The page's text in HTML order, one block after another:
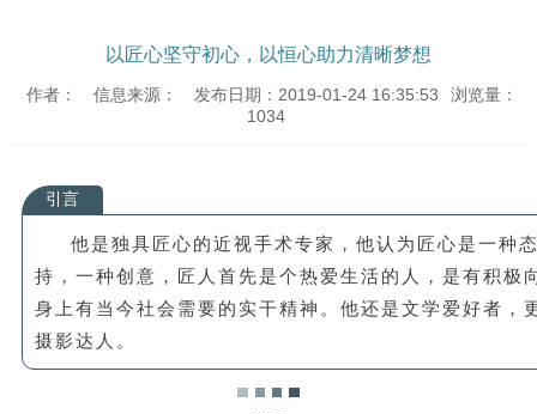
以匠心坚守初心，以恒心助力清晰梦想
作者： 信息来源： 发布日期：2019-01-24 16:35:53
浏览量：
1034
引言
他是独具匠心的近视手术专家，他认为匠心是一种
持，一种创意，匠人首先是个热爱生活的人，是有积极
身上有当今社会需要的实干精神。他还是文学爱好者，
摄影达人。